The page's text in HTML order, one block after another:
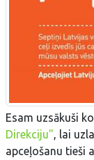
Esam uzsākuši
Direkciju", lai
apceļošanu tieši